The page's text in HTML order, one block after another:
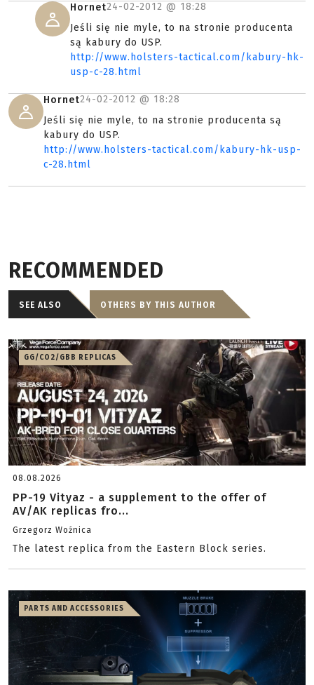
Hornet24-02-2012 @ 18:28
Jeśli się nie myle, to na stronie producenta
są kabury do USP.
http://www.holsters-tactical.com/kabury-hk-
usp-c-28.html
Hornet24-02-2012 @ 18:28
Jeśli się nie myle, to na stronie producenta są
kabury do USP.
http://www.holsters-tactical.com/kabury-hk-usp-
c-28.html
RECOMMENDED
SEE ALSO OTHERS BY THIS AUTHOR
GG/CO2/GBB REPLICAS
08.08.2026
PP-19 Vityaz - a supplement to the offer of
AV/AK replicas fro...
Grzegorz Woźnica
The latest replica from the Eastern Block series.
PARTS AND ACCESSORIES